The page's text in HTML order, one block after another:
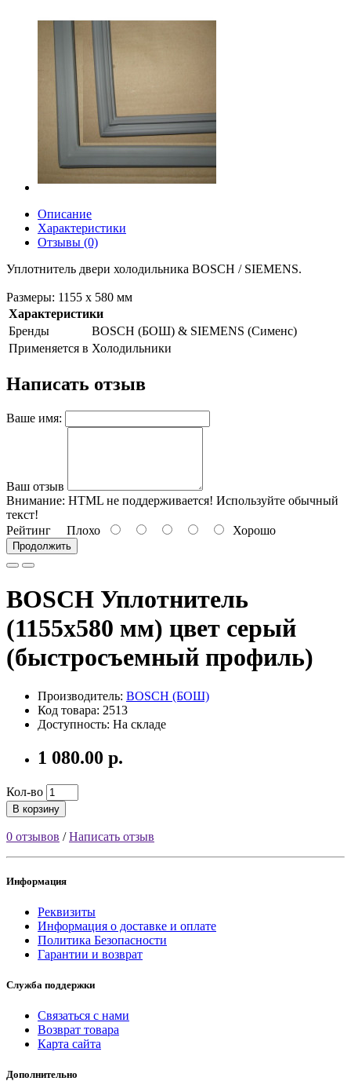
Описание
Характеристики
Отзывы (0)
Уплотнитель двери холодильника BOSCH / SIEMENS.
Размеры: 1155 х 580 мм
Характеристики
Бренды
BOSCH (БОШ) & SIEMENS (Сименс)
Применяется в Холодильники
Написать отзыв
Ваше имя:
Ваш отзыв
Внимание: HTML не поддерживается! Используйте обычный
текст!
Рейтинг Плохо Хорошо
Продолжить
BOSCH Уплотнитель
(1155х580 мм) цвет серый
(быстросъемный профиль)
Производитель: BOSCH (БОШ)
Код товара: 2513
Доступность: На складе
1 080.00 р.
Кол-во
В корзину
0 отзывов /Написать отзыв
Информация
Реквизиты
Информация о доставке и оплате
Политика Безопасности
Гарантии и возврат
Служба поддержки
Связаться с нами
Возврат товара
Карта сайта
Дополнительно